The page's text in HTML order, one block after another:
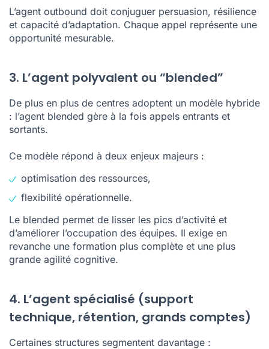
L’agent outbound doit conjuguer persuasion, résilience
et capacité d’adaptation. Chaque appel représente une
opportunité mesurable.
3. L’agent polyvalent ou “blended”
De plus en plus de centres adoptent un modèle hybride
: l’agent blended gère à la fois appels entrants et
sortants.
Ce modèle répond à deux enjeux majeurs :
optimisation des ressources,
flexibilité opérationnelle.
Le blended permet de lisser les pics d’activité et
d’améliorer l’occupation des équipes. Il exige en
revanche une formation plus complète et une plus
grande agilité cognitive.
4. L’agent spécialisé (support
technique, rétention, grands comptes)
Certaines structures segmentent davantage :